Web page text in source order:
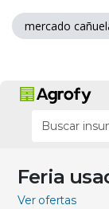
mercado
Feria
Ver ofertas